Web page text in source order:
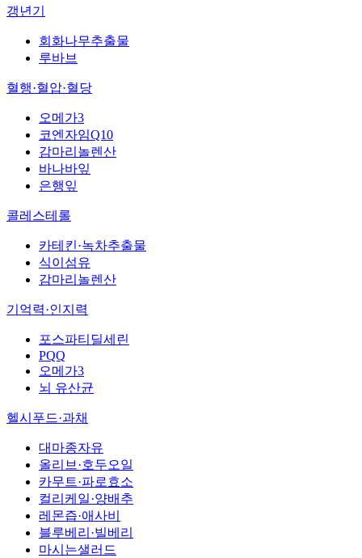
갱년기
회화나무추출물
루바브
혈행·혈압·혈당
오메가3
코엔자임Q10
감마리놀렌산
바나바잎
은행잎
콜레스테롤
카테킨·녹차추출물
식이섬유
감마리놀렌산
기억력·인지력
포스파티딜세린
PQQ
오메가3
뇌 유산균
헬시푸드·과채
대마종자유
올리브·호두오일
카무트·파로효소
컬리케일·양배추
레몬즙·애사비
블루베리·빌베리
마시는샐러드